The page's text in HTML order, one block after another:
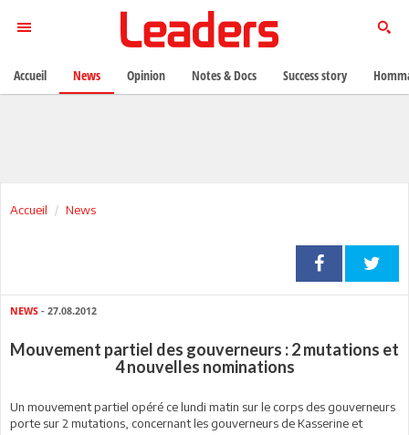
Accueil News
NEWS - 27.08.2012
Mouvement partiel des gouverneurs : 2 mutations et
4 nouvelles nominations
Un mouvement partiel opéré ce lundi matin sur le corps des gouverneurs
porte sur 2 mutations, concernant les gouverneurs de Kasserine et
Accueil News Opinion Notes & Docs Success story